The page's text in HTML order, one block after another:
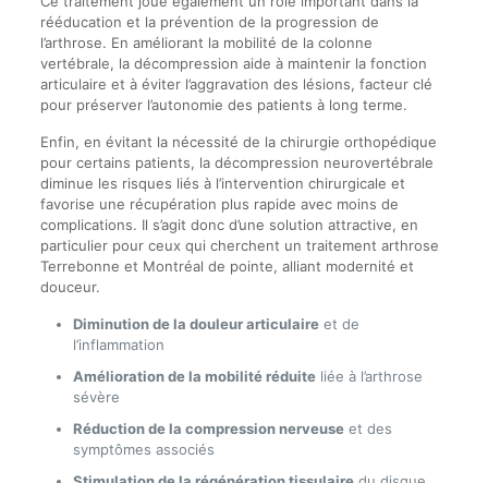
rééducation et la prévention de la progression de
l’arthrose. En améliorant la mobilité de la colonne
vertébrale, la décompression aide à maintenir la fonction
articulaire et à éviter l’aggravation des lésions, facteur clé
pour préserver l’autonomie des patients à long terme.
Enfin, en évitant la nécessité de la chirurgie orthopédique
pour certains patients, la décompression neurovertébrale
diminue les risques liés à l’intervention chirurgicale et
favorise une récupération plus rapide avec moins de
complications. Il s’agit donc d’une solution attractive, en
particulier pour ceux qui cherchent un traitement arthrose
Terrebonne et Montréal de pointe, alliant modernité et
douceur.
Diminution de la douleur articulaireet de
l’inflammation
Amélioration de la mobilité réduiteliée à l’arthrose
sévère
Réduction de la compression nerveuseet des
symptômes associés